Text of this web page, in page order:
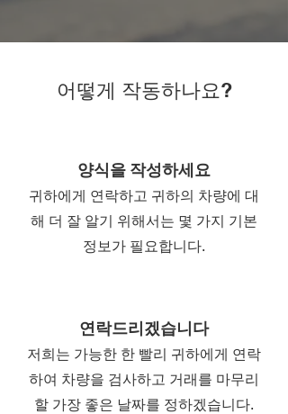
어떻게 작동하나요?
양식을 작성하세요
귀하에게 연락하고 귀하의 차량에 대
해 더 잘 알기 위해서는 몇 가지 기본
정보가 필요합니다.
연락드리겠습니다
저희는 가능한 한 빨리 귀하에게 연락
하여 차량을 검사하고 거래를 마무리
할 가장 좋은 날짜를 정하겠습니다.